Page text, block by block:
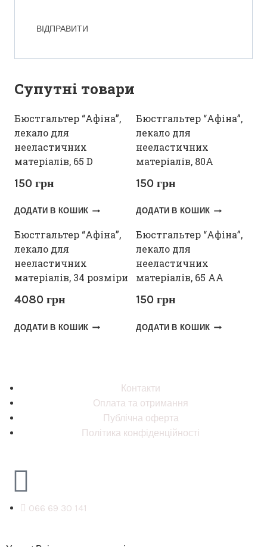
Супутні товари
Бюстгальтер “Афіна”,
лекало для
нееластичних
матеріалів, 65 D
150 грн
ДОДАТИ В КОШИК
Бюстгальтер “Афіна”,
лекало для
нееластичних
матеріалів, 80А
150 грн
ДОДАТИ В КОШИК
Бюстгальтер “Афіна”,
лекало для
нееластичних
матеріалів, 34 розміри
4080 грн
ДОДАТИ В КОШИК
Бюстгальтер “Афіна”,
лекало для
нееластичних
матеріалів, 65 АА
150 грн
ДОДАТИ В КОШИК
Контакти
Оплата та отримання
Публічна оферта
Політика конфіденційності
066 69 30 141